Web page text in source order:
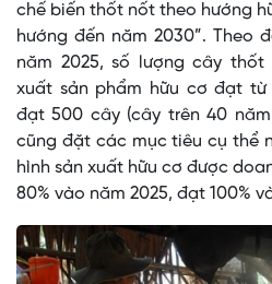
chế biến thốt nốt theo hướng
hướng đến năm 2030”. Theo
năm 2025, số lượng cây
xuất sản phẩm hữu cơ đạt từ
đạt 500 cây (cây trên 40
cũng đặt các mục tiêu cụ thể
hình sản xuất hữu cơ được
80% vào năm 2025, đạt 100%